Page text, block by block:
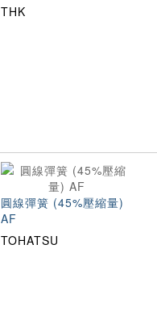
THK
圓線彈簧 (45%壓縮量)
AF
TOHATSU